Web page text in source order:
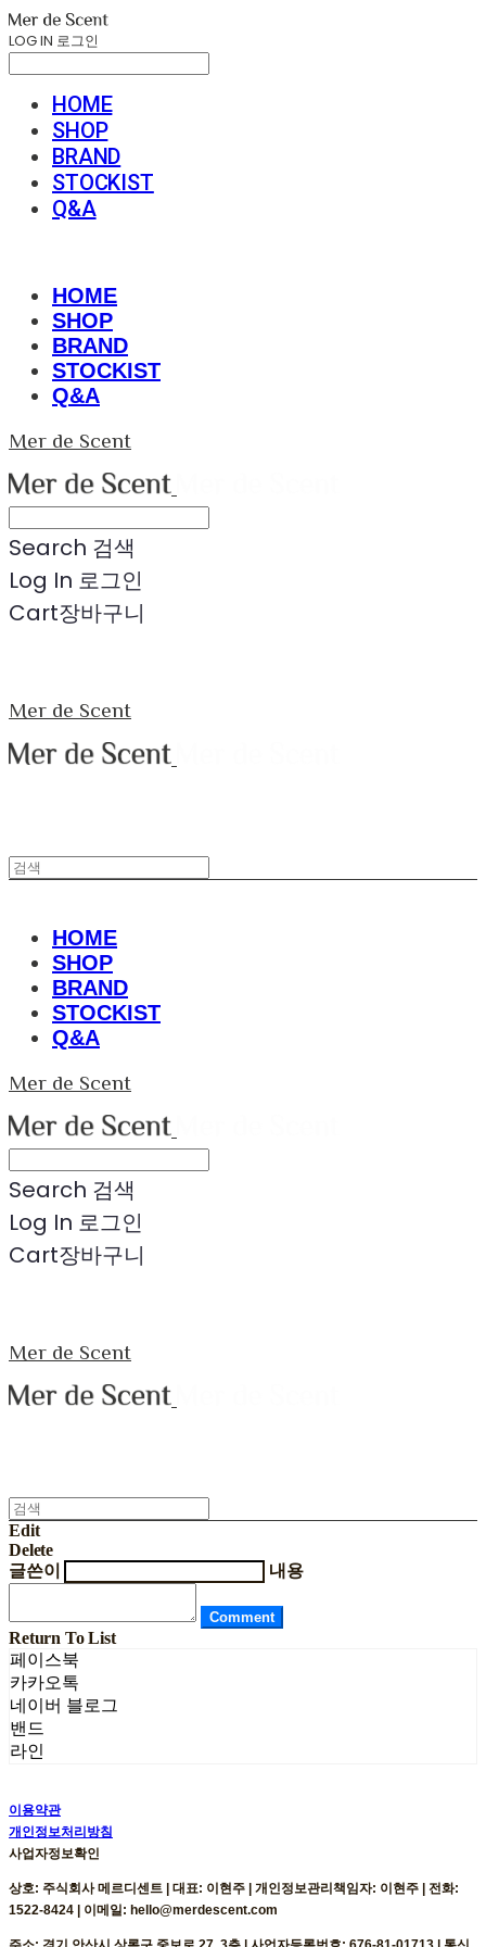
LOG IN 로그인
HOME
SHOP
BRAND
STOCKIST
Q&A
HOME
SHOP
BRAND
STOCKIST
Q&A
Mer de Scent
Search 검색
Log In 로그인
Cart장바구니
Mer de Scent
HOME
SHOP
BRAND
STOCKIST
Q&A
Mer de Scent
Search 검색
Log In 로그인
Cart장바구니
Mer de Scent
Edit
Delete
글쓴이
내용
Comment
Return To List
페이스북
카카오톡
네이버 블로그
밴드
라인
이용약관
개인정보처리방침
사업자정보확인
상호: 주식회사 메르디센트 | 대표: 이현주 | 개인정보관리책임자: 이현주 | 전화:
1522-8424 | 이메일: hello@merdescent.com